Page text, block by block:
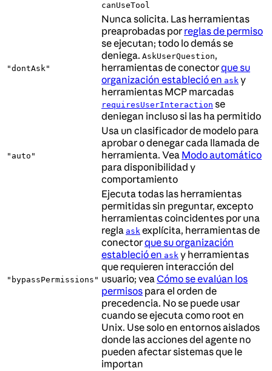
canUseTool
"dontAsk"
Nunca solicita. Las herramientas
preaprobadas por reglas de permiso
se ejecutan; todo lo demás se
deniega. AskUserQuestion,
herramientas de conectorque su
organización estableció en ask y
herramientas MCP marcadas
requiresUserInteraction se
deniegan incluso si las ha permitido
"auto"
Usa un clasificador de modelo para
aprobar o denegar cada llamada de
herramienta. Vea Modo automático
para disponibilidad y
comportamiento
"bypassPermissions"
Ejecuta todas las herramientas
permitidas sin preguntar, excepto
herramientas coincidentes por una
regla ask explícita, herramientas de
conectorque su organización
estableció en ask y herramientas
que requieren interacción del
usuario; veaCómo se evalúan los
permisos para el orden de
precedencia. No se puede usar
cuando se ejecuta como root en
Unix. Use solo en entornos aislados
donde las acciones del agente no
pueden afectar sistemas que le
importan